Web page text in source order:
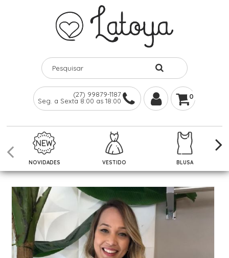
(27) 99879-1187
Seg. a Sexta 8:00 as 18:00
0
NOVIDADES VESTIDO BLUSA